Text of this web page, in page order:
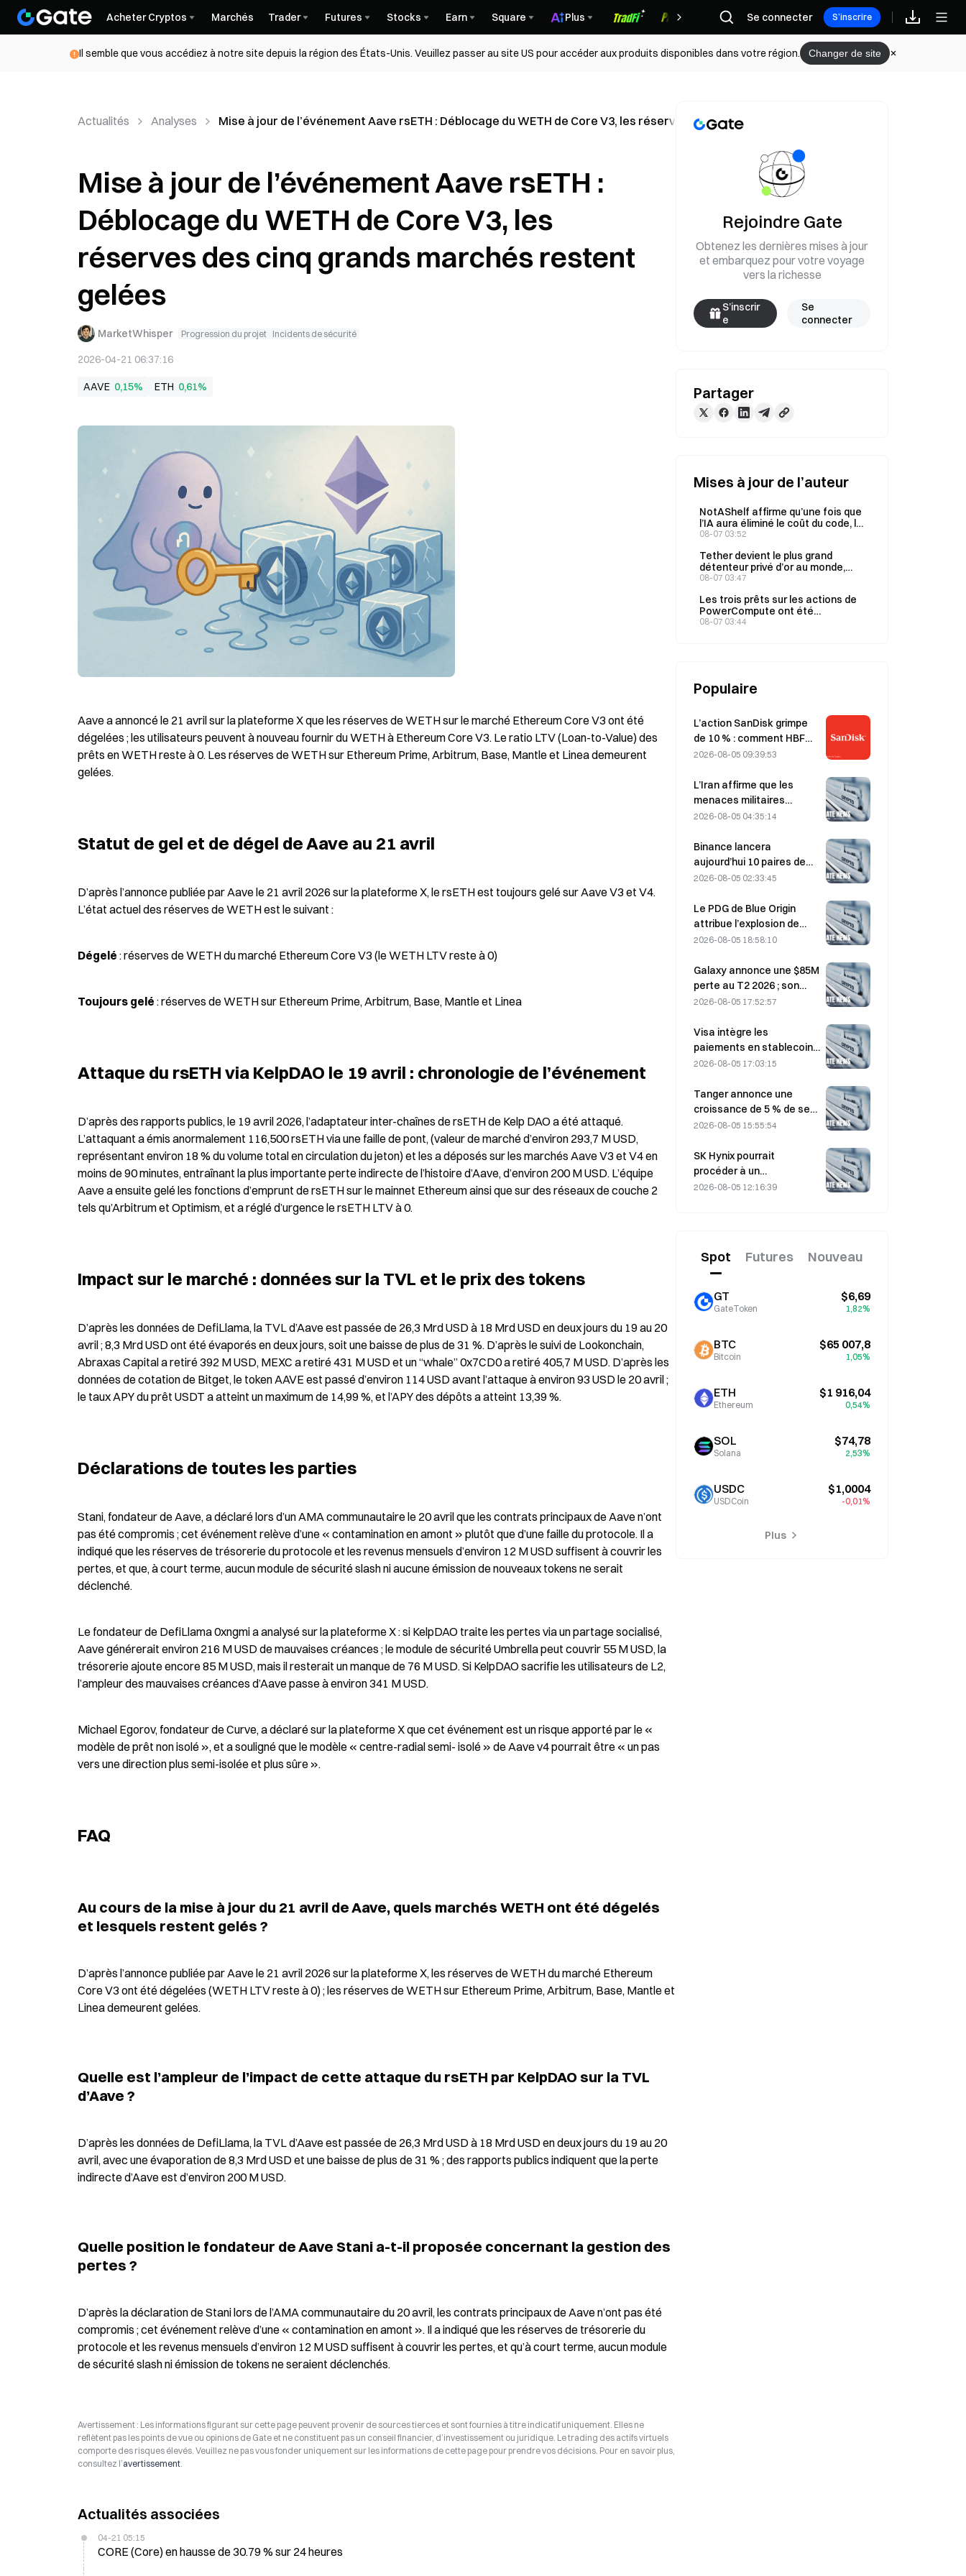
Acheter Cryptos Marchés Trader Futures Stocks Earn Square Plus Récompenses
Se connecter S’inscrire
Il semble que vous accédiez à notre site depuis la région des États-Unis. Veuillez passer au site US pour accéder aux produits disponibles dans votre région. Changer de site
Actualités Analyses Mise à jour de l’événement Aave rsETH : Déblocage du WETH de Core V3, les réserves des cinq grands marchés restent gelées
Mise à jour de l’événement Aave rsETH :
Déblocage du WETH de Core V3, les
réserves des cinq grands marchés restent
gelées
MarketWhisper Progression du projet Incidents de sécurité
2026-04-21 06:37:16
AAVE 0,15% ETH 0,61%
Aave a annoncé le 21 avril sur la plateforme X que les réserves de WETH sur le marché Ethereum Core V3 ont été
dégelées ; les utilisateurs peuvent à nouveau fournir du WETH à Ethereum Core V3. Le ratio LTV (Loan-to-Value) des
prêts en WETH reste à 0. Les réserves de WETH sur Ethereum Prime, Arbitrum, Base, Mantle et Linea demeurent
gelées.
Statut de gel et de dégel de Aave au 21 avril
D’après l’annonce publiée par Aave le 21 avril 2026 sur la plateforme X, le rsETH est toujours gelé sur Aave V3 et V4.
L’état actuel des réserves de WETH est le suivant :
Dégelé : réserves de WETH du marché Ethereum Core V3 (le WETH LTV reste à 0)
Toujours gelé : réserves de WETH sur Ethereum Prime, Arbitrum, Base, Mantle et Linea
Attaque du rsETH via KelpDAO le 19 avril : chronologie de l’événement
D’après des rapports publics, le 19 avril 2026, l’adaptateur inter-chaînes de rsETH de Kelp DAO a été attaqué.
L’attaquant a émis anormalement 116,500 rsETH via une faille de pont, (valeur de marché d’environ 293,7 M USD,
représentant environ 18 % du volume total en circulation du jeton) et les a déposés sur les marchés Aave V3 et V4 en
moins de 90 minutes, entraînant la plus importante perte indirecte de l’histoire d’Aave, d’environ 200 M USD. L’équipe
Aave a ensuite gelé les fonctions d’emprunt de rsETH sur le mainnet Ethereum ainsi que sur des réseaux de couche 2
tels qu’Arbitrum et Optimism, et a réglé d’urgence le rsETH LTV à 0.
Impact sur le marché : données sur la TVL et le prix des tokens
D’après les données de DefiLlama, la TVL d’Aave est passée de 26,3 Mrd USD à 18 Mrd USD en deux jours du 19 au 20
avril ; 8,3 Mrd USD ont été évaporés en deux jours, soit une baisse de plus de 31 %. D’après le suivi de Lookonchain,
Abraxas Capital a retiré 392 M USD, MEXC a retiré 431 M USD et un “whale” 0x7CD0 a retiré 405,7 M USD. D’après les
données de cotation de Bitget, le token AAVE est passé d’environ 114 USD avant l’attaque à environ 93 USD le 20 avril ;
le taux APY du prêt USDT a atteint un maximum de 14,99 %, et l’APY des dépôts a atteint 13,39 %.
Déclarations de toutes les parties
Stani, fondateur de Aave, a déclaré lors d’un AMA communautaire le 20 avril que les contrats principaux de Aave n’ont
pas été compromis ; cet événement relève d’une « contamination en amont » plutôt que d’une faille du protocole. Il a
indiqué que les réserves de trésorerie du protocole et les revenus mensuels d’environ 12 M USD suffisent à couvrir les
pertes, et que, à court terme, aucun module de sécurité slash ni aucune émission de nouveaux tokens ne serait
déclenché.
Le fondateur de DefiLlama 0xngmi a analysé sur la plateforme X : si KelpDAO traite les pertes via un partage socialisé,
Aave générerait environ 216 M USD de mauvaises créances ; le module de sécurité Umbrella peut couvrir 55 M USD, la
trésorerie ajoute encore 85 M USD, mais il resterait un manque de 76 M USD. Si KelpDAO sacrifie les utilisateurs de L2,
l’ampleur des mauvaises créances d’Aave passe à environ 341 M USD.
Michael Egorov, fondateur de Curve, a déclaré sur la plateforme X que cet événement est un risque apporté par le «
modèle de prêt non isolé », et a souligné que le modèle « centre-radial semi- isolé » de Aave v4 pourrait être « un pas
vers une direction plus semi-isolée et plus sûre ».
FAQ
Au cours de la mise à jour du 21 avril de Aave, quels marchés WETH ont été dégelés
et lesquels restent gelés ?
D’après l’annonce publiée par Aave le 21 avril 2026 sur la plateforme X, les réserves de WETH du marché Ethereum
Core V3 ont été dégelées (WETH LTV reste à 0) ; les réserves de WETH sur Ethereum Prime, Arbitrum, Base, Mantle et
Linea demeurent gelées.
Quelle est l’ampleur de l’impact de cette attaque du rsETH par KelpDAO sur la TVL
d’Aave ?
D’après les données de DefiLlama, la TVL d’Aave est passée de 26,3 Mrd USD à 18 Mrd USD en deux jours du 19 au 20
avril, avec une évaporation de 8,3 Mrd USD et une baisse de plus de 31 % ; des rapports publics indiquent que la perte
indirecte d’Aave est d’environ 200 M USD.
Quelle position le fondateur de Aave Stani a-t-il proposée concernant la gestion des
pertes ?
D’après la déclaration de Stani lors de l’AMA communautaire du 20 avril, les contrats principaux de Aave n’ont pas été
compromis ; cet événement relève d’une « contamination en amont ». Il a indiqué que les réserves de trésorerie du
protocole et les revenus mensuels d’environ 12 M USD suffisent à couvrir les pertes, et qu’à court terme, aucun module
de sécurité slash ni émission de tokens ne seraient déclenchés.
Avertissement : Les informations figurant sur cette page peuvent provenir de sources tierces et sont fournies à titre indicatif uniquement. Elles ne
reflètent pas les points de vue ou opinions de Gate et ne constituent pas un conseil financier, d’investissement ou juridique. Le trading des actifs virtuels
comporte des risques élevés. Veuillez ne pas vous fonder uniquement sur les informations de cette page pour prendre vos décisions. Pour en savoir plus,
consultez l’avertissement.
Actualités associées
04-21 05:15
CORE (Core) en hausse de 30.79 % sur 24 heures
Rejoindre Gate
Obtenez les dernières mises à jour
et embarquez pour votre voyage
vers la richesse
S’inscrir
e
Se
connecter
Partager
Mises à jour de l’auteur
NotAShelf affirme qu’une fois que
l’IA aura éliminé le coût du code, la
seule ressource rare sera le «
08-07 03:52
Tether devient le plus grand
détenteur privé d’or au monde,
son stock total atteignant 146
08-07 03:47
Les trois prêts sur les actions de
PowerCompute ont été
regroupés en un prêt in fine à 2 %,
08-07 03:44
Populaire
L’action SanDisk grimpe
de 10 % : comment HBF
ouvre un nouveau cycle
et les résultats financiers
peuvent-ils confirmer la
thèse de croissance ?
2026-08-05 09:39:53
L’Iran affirme que les
menaces militaires
américaines retardent
détroit d’Ormuz, prévu le 5
août.
2026-08-05 04:35:14
Binance lancera
aujourd’hui 10 paires de
trading bStocks à 20 h 00
2026-08-05 02:33:45
Le PDG de Blue Origin
attribue l’explosion de
New Glenn en mai à une
moteur BE-4
2026-08-05 18:58:10
Galaxy annonce une $85M
perte au T2 2026 ; son
chiffre d’affaires est
dollars aux prévisions, et
son action chute de 7,23
%
2026-08-05 17:52:57
Visa intègre les
paiements en stablecoins
à Visa Direct grâce à un
Hash
2026-08-05 17:03:15
Tanger annonce une
croissance de 5 % de ses
ventes, portée par le
monde en juin-juillet
2026-08-05 15:55:54
SK Hynix pourrait
procéder à un
fractionnement de ses
2026-08-05 12:16:39
Spot Futures Nouveau
GT
GateToken
$6,69
1,82%
BTC
Bitcoin
$65 007,8
1,05%
ETH
Ethereum
$1 916,04
0,54%
SOL
Solana
$74,78
2,53%
USDC
USDCoin
$1,0004
-0,01%
Plus